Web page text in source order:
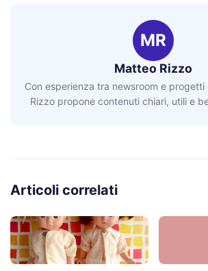
MR
Matteo Rizzo
Con esperienza tra newsroom e
Rizzo propone contenuti chiari, utili e
Articoli correlati